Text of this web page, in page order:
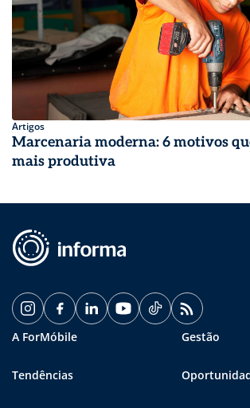
Artigos
Marcenaria moderna: 6 motivos
mais produtiva
A ForMóbile Gestão
Tendências